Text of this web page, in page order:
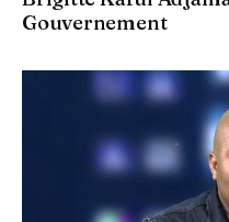
Gouvernement